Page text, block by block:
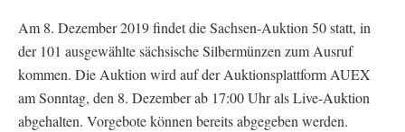
Am 8. Dezember 2019 findet die Sachsen-Auktion 50 statt, in
der 101 ausgewählte sächsische Silbermünzen zum Ausruf
kommen. Die Auktion wird auf der Auktionsplattform AUEX
am Sonntag, den 8. Dezember ab 17:00 Uhr als Live-Auktion
abgehalten. Vorgebote können bereits abgegeben werden.